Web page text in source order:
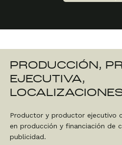
PRODUCCIÓN,
EJECUTIVA,
Productor y productor ejecutivo
en producción y financiación de
publicidad.